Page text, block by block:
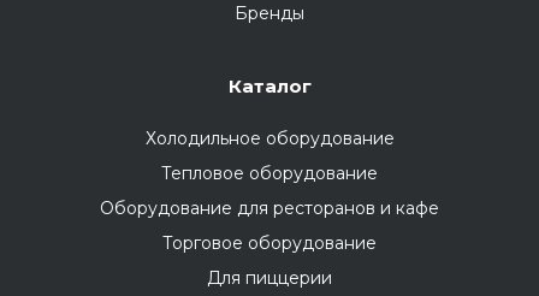
Бренды
Каталог
Холодильное оборудование
Тепловое оборудование
Оборудование для ресторанов и кафе
Торговое оборудование
Для пиццерии